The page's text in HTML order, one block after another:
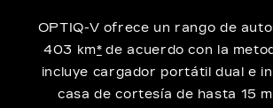
OPTIQ-V ofrece un rango de
403 km*de acuerdo con la
incluye cargador portátil dual e
casa de cortesía de hasta 15